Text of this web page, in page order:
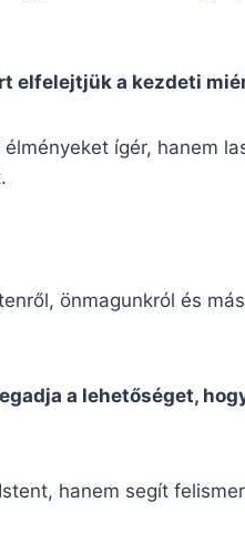
elfelejtjük a kezdeti
ígér, hanem
önmagunkról és
a lehetőséget,
hanem segít